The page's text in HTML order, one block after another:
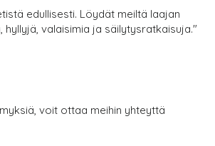
edullisesti. Löydät meiltä laajan
hyllyjä, valaisimia ja säilytysratkaisuja."
voit ottaa meihin yhteyttä